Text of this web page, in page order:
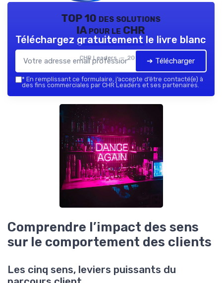
TOP 10 des solutions
IA pour le CHR
CHR Leaders — 2026
Téléchargez gratuitement le livre blanc
➔ Télécharger
* En remplissant ce formulaire, j’accepte d’être contacté(e) à
des fins commerciales par CHR Leaders et ses partenaires.
Comprendre l’impact des sens
sur le comportement des clients
Les cinq sens, leviers puissants du